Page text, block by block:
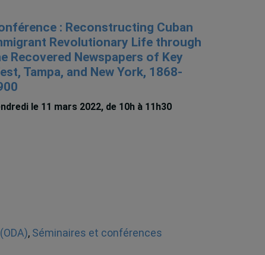
: Reconstructing Cuban
Revolutionary Life through
Recovered Newspapers of Key
Tampa, and New York, 1868-
le 11 mars 2022, de 10h à 11h30
, Séminaires et conférences